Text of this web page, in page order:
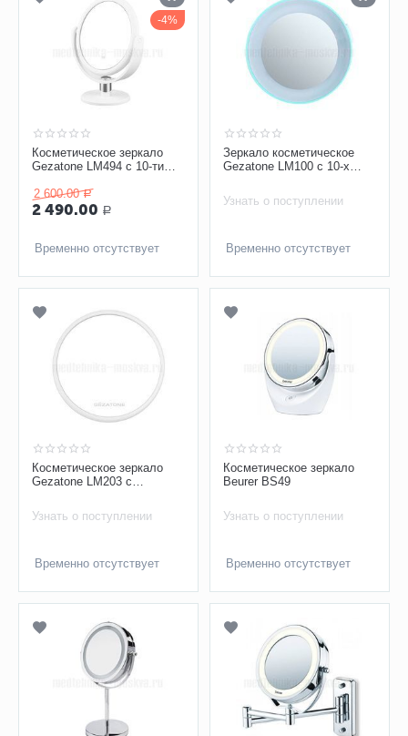
4%
Косметическое зеркало
Gezatone LM494 с 10-ти
2 600.00 Р
2 490.00 Р
Временно отсутствует
Зеркало косметическое
Gezatone LM100 с 10-х
Узнать о поступлении
Временно отсутствует
Косметическое зеркало
Gezatone LM203 с
Узнать о поступлении
Временно отсутствует
Косметическое зеркало
Beurer BS49
Узнать о поступлении
Временно отсутствует